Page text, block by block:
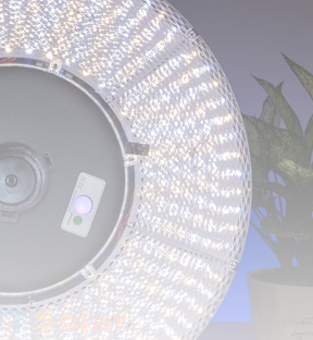
0913.802.102